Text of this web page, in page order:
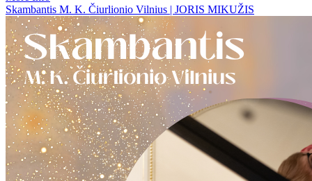
Skambantis M. K. Čiurlionio Vilnius | JORIS MIKUŽIS